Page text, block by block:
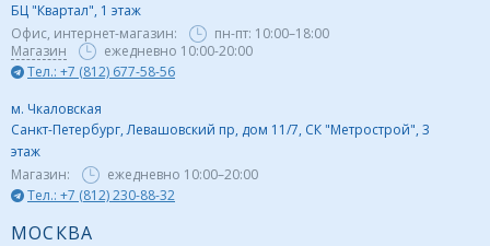
БЦ "Квартал", 1 этаж
Офис, интернет-магазин:
пн-пт: 10:00–18:00
Магазин
ежедневно 10:00-20:00
Тел.: +7 (812) 677-58-56
м. Чкаловская
Санкт-Петербург, Левашовский пр, дом 11/7, СК "Метрострой", 3
этаж
Магазин:
ежедневно 10:00–20:00
Тел.: +7 (812) 230-88-32
МОСКВА